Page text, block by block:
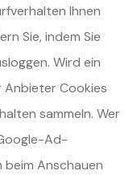
Ihnen
Sie, indem Sie
Wird ein
Cookies
sammeln. Wer
Ad-
Anschauen